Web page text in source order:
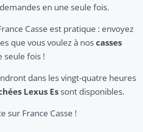
en une seule fois.
Casse est pratique : envoyez
que vous voulez à noscasses
seule fois !
dans les vingt-quatre heures
Lexus Es sont disponibles.
sur France Casse !